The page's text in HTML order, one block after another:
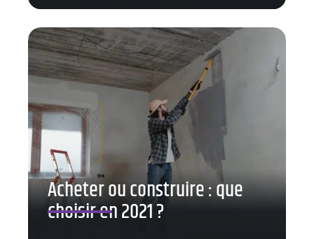
Acheter ou construire : que
choisir en 2021 ?